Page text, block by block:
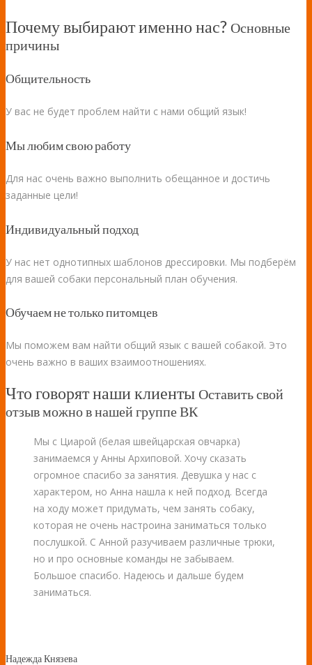
Почему выбирают именно нас? Основные
причины
Общительность
У вас не будет проблем найти с нами общий язык!
Мы любим свою работу
Для нас очень важно выполнить обещанное и достичь
заданные цели!
Индивидуальный подход
У нас нет однотипных шаблонов дрессировки. Мы подберём
для вашей собаки персональный план обучения.
Обучаем не только питомцев
Мы поможем вам найти общий язык с вашей собакой. Это
очень важно в ваших взаимоотношениях.
Что говорят наши клиенты Оставить свой
отзыв можно в нашей группе ВК
Мы с Циарой (белая швейцарская овчарка)
занимаемся у Анны Архиповой. Хочу сказать
огромное спасибо за занятия. Девушка у нас с
характером, но Анна нашла к ней подход. Всегда
на ходу может придумать, чем занять собаку,
которая не очень настроина заниматься только
послушкой. С Анной разучиваем различные трюки,
но и про основные команды не забываем.
Большое спасибо. Надеюсь и дальше будем
заниматься.
Надежда Князева